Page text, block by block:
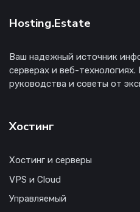
Hosting.Estate
Ваш надежный источник
серверах и веб-
руководства и советы от
Хостинг
Хостинг и серверы
VPS и Cloud
Управляемый